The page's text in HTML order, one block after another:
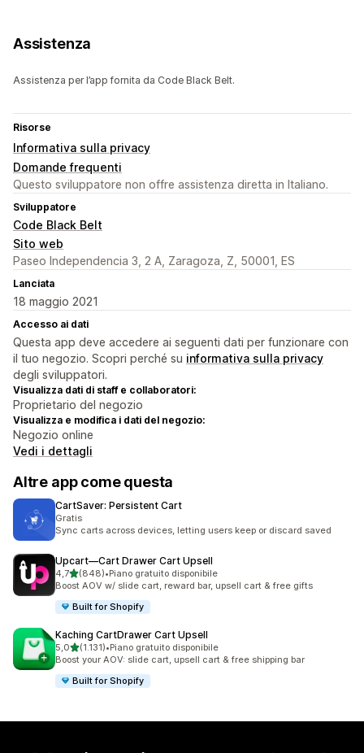
Assistenza
Assistenza per l’app fornita da Code Black Belt.
Risorse
Informativa sulla privacy
Domande frequenti
Questo sviluppatore non offre assistenza diretta in Italiano.
Sviluppatore
Code Black Belt
Sito web
Paseo Independencia 3, 2 A, Zaragoza, Z, 50001, ES
Lanciata
18 maggio 2021
Accesso ai dati
Questa app deve accedere ai seguenti dati per funzionare con
il tuo negozio. Scopri perché su informativa sulla privacy
degli sviluppatori.
Visualizza dati di staff e collaboratori:
Proprietario del negozio
Visualizza e modifica i dati del negozio:
Negozio online
Vedi i dettagli
Altre app come questa
CartSaver: Persistent Cart
Gratis
Sync carts across devices, letting users keep or discard saved
Upcart—Cart Drawer Cart Upsell
4,7stelle su 5
(848)
848 recensioni totali
•Piano gratuito disponibile
Boost AOV w/ slide cart, reward bar, upsell cart & free gifts
Built for Shopify
Kaching CartDrawer Cart Upsell
5,0stelle su 5
(1.131)
1131 recensioni totali
•Piano gratuito disponibile
Boost your AOV: slide cart, upsell cart & free shipping bar
Built for Shopify